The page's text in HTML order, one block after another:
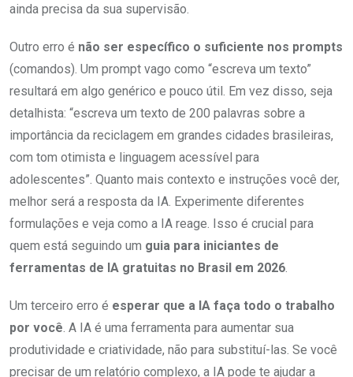
ainda precisa da sua supervisão.
Outro erro é não ser específico o suficiente nos prompts
(comandos). Um prompt vago como “escreva um texto”
resultará em algo genérico e pouco útil. Em vez disso, seja
detalhista: “escreva um texto de 200 palavras sobre a
importância da reciclagem em grandes cidades brasileiras,
com tom otimista e linguagem acessível para
adolescentes”. Quanto mais contexto e instruções você der,
melhor será a resposta da IA. Experimente diferentes
formulações e veja como a IA reage. Isso é crucial para
quem está seguindo um guia para iniciantes de
ferramentas de IA gratuitas no Brasil em 2026
Um terceiro erro é esperar que a IA faça todo o trabalho
por você . A IA é uma ferramenta para aumentar sua
produtividade e criatividade, não para substituí-las. Se você
precisar de um relatório complexo, a IA pode te ajudar a